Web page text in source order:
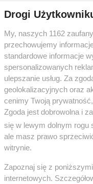
podróbek
zgłosi swoje
a jeśli
Drogi
My, naszych 1162
przechowujemy
standardowe informacje
spersonalizowanych
ulepszanie usług. Za
geolokalizacyjnych oraz
cenimy Twoją
Zgoda jest dobrowolna i
się w lewym dolnym rogu
ale masz prawo
witrynie.
Zapoznaj się z
internetowych.